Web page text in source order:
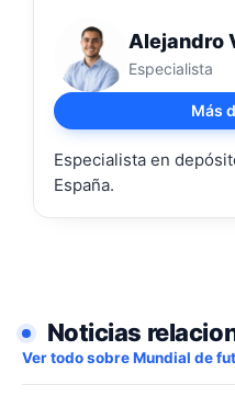
Alejandro
Especialista
Más
Especialista en
España.
Noticias
Ver todo sobre Mundial de